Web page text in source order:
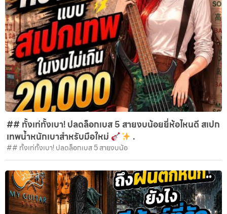
## ทั้งเท่ทั้งเบา! ปลดล็อกเบส 5 สายงบน้อยยี่ห้อไหนดี สเปก
เทพน้ำหนักเบาสำหรับมือใหม่
.
## ทั้งเท่ทั้งเบา! ปลดล็อกเบส 5 สายงบน้อ